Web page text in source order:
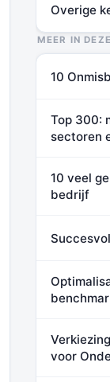
⬛⬛⬛
⬛⬛⬛
⬛⬛⬛
Overige
MEER IN
10
Top 300:
sectoren
10 veel
bedrijf
voor